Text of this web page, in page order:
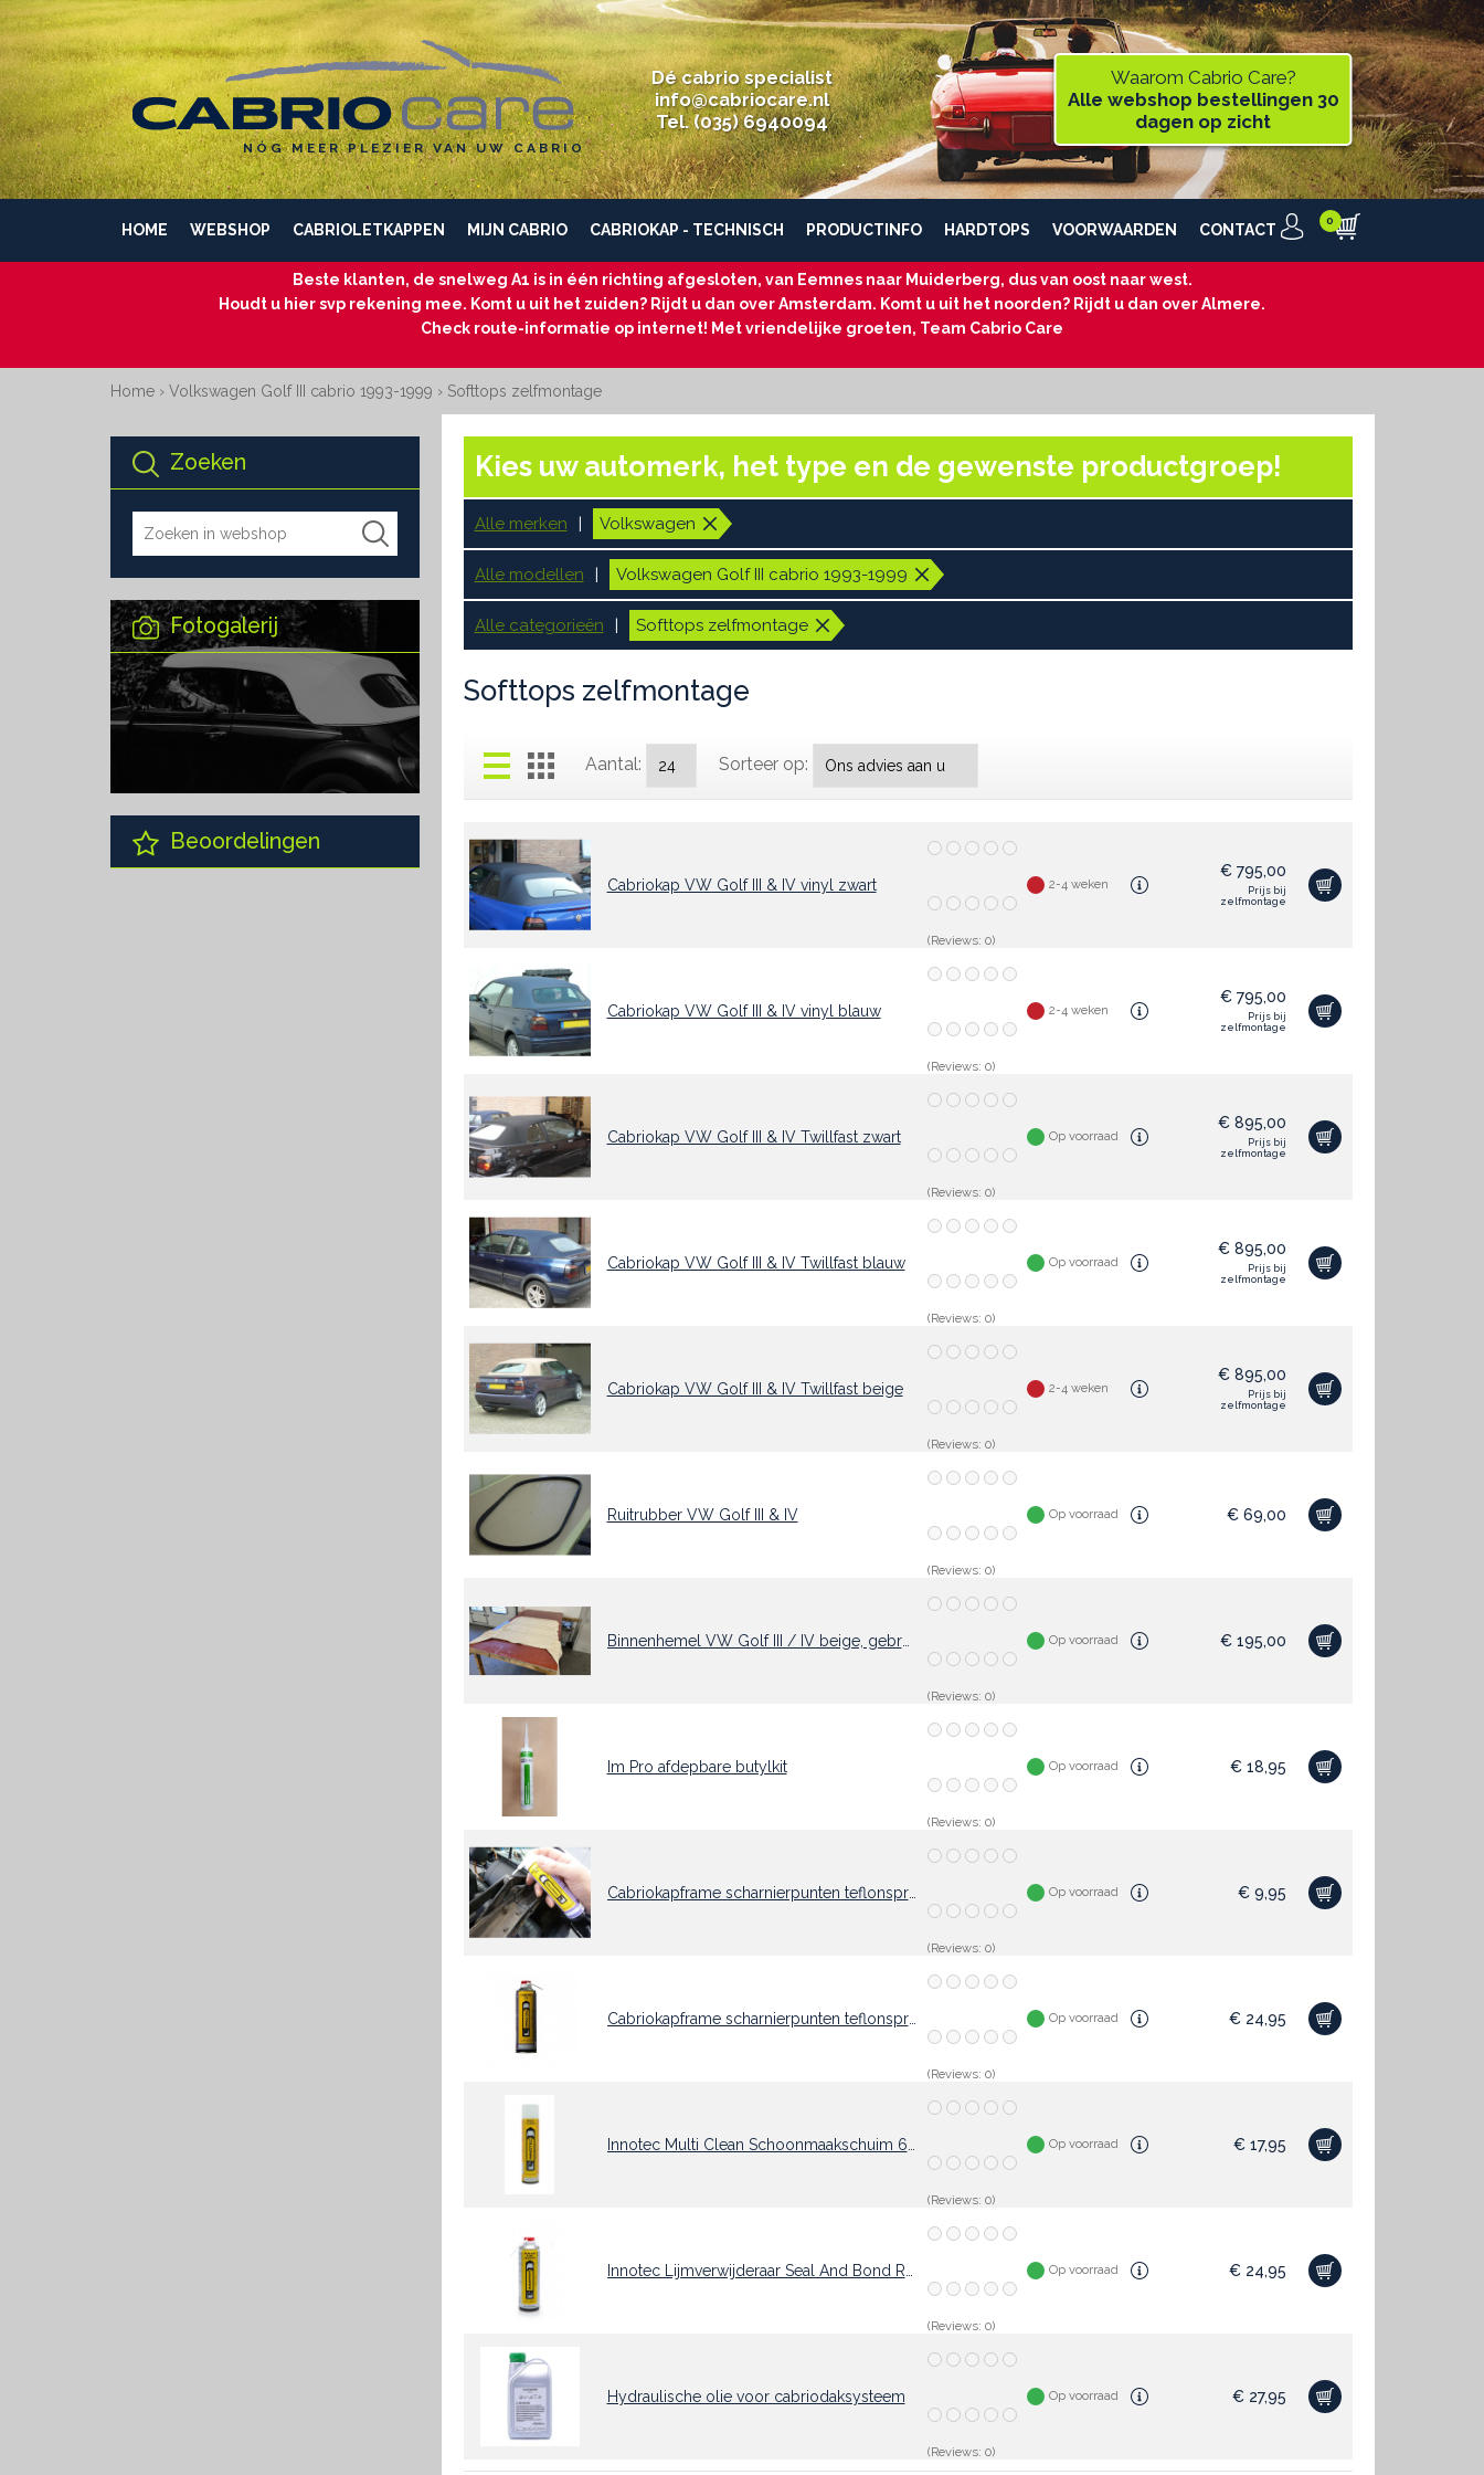
NÓG MEER PLEZIER VAN UW CABRIO
Dé cabrio specialist
info@cabriocare.nl
Tel. (035) 6940094
Waarom Cabrio Care?
Alle webshop bestellingen 30
dagen op zicht
HOME WEBSHOP CABRIOLETKAPPEN MIJN CABRIO CABRIOKAP - TECHNISCH PRODUCTINFO HARDTOPS VOORWAARDEN CONTACT
Beste klanten, de snelweg A1 is in één richting afgesloten, van Eemnes naar Muiderberg, dus van oost naar west.
Houdt u hier svp rekening mee. Komt u uit het zuiden? Rijdt u dan over Amsterdam. Komt u uit het noorden? Rijdt u dan over Almere.
Check route-informatie op internet! Met vriendelijke groeten, Team Cabrio Care
Home› Volkswagen Golf III cabrio 1993-1999 › Softtops zelfmontage
Zoeken
Fotogalerij
Beoordelingen
Kies uw automerk, het type en de gewenste productgroep!
Alle merken Volkswagen
Alle modellen Volkswagen Golf III cabrio 1993-1999
Alle categorieën Softtops zelfmontage
Softtops zelfmontage
Aantal: Sorteer op:
Cabriokap VW Golf III & IV vinyl zwart
(Reviews: 0)
2-4 weken
€795,00
Prijs bij
zelfmontage
Cabriokap VW Golf III & IV vinyl blauw
(Reviews: 0)
2-4 weken
€795,00
Prijs bij
zelfmontage
Cabriokap VW Golf III & IV Twillfast zwart
(Reviews: 0)
Op voorraad
€895,00
Prijs bij
zelfmontage
Cabriokap VW Golf III & IV Twillfast blauw
(Reviews: 0)
Op voorraad
€895,00
Prijs bij
zelfmontage
Cabriokap VW Golf III & IV Twillfast beige
(Reviews: 0)
2-4 weken
€895,00
Prijs bij
zelfmontage
Ruitrubber VW Golf III & IV
(Reviews: 0)
Op voorraad €69,00
Binnenhemel VW Golf III / IV beige, gebruikt
(Reviews: 0)
Op voorraad €195,00
Im Pro afdepbare butylkit
(Reviews: 0)
Op voorraad €18,95
Cabriokapframe scharnierpunten teflonspray 75ml
(Reviews: 0)
Op voorraad €9,95
Cabriokapframe scharnierpunten teflonspray 500ml
(Reviews: 0)
Op voorraad €24,95
(Reviews: 0)
Op voorraad €17,95
(Reviews: 0)
Op voorraad €24,95
Hydraulische olie voor cabriodaksysteem
(Reviews: 0)
Op voorraad €27,95